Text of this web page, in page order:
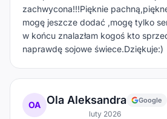
zachwycona!!!Pięknie
mogę jeszcze dodać ,mogę tylko
w końcu znalazłam kogoś kto
naprawdę sojowe świece.Dziękuje:)
OA Ola Aleksandra Google
luty 2026